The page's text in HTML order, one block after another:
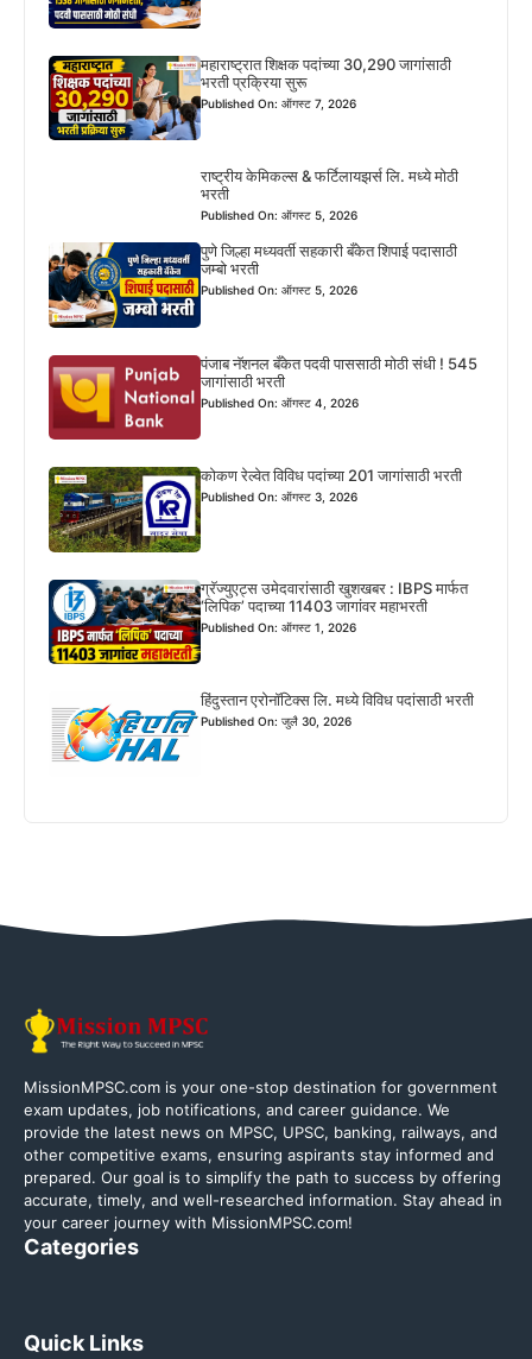
महाराष्ट्रात शिक्षक पदांच्या 30,290 जागांसाठी
भरती प्रक्रिया सुरू
Published On: ऑगस्ट 7, 2026
राष्ट्रीय केमिकल्स & फर्टिलायझर्स लि. मध्ये मोठी
भरती
Published On: ऑगस्ट 5, 2026
पुणे जिल्हा मध्यवर्ती सहकारी बँकेत शिपाई पदासाठी
जम्बो भरती
Published On: ऑगस्ट 5, 2026
पंजाब नॅशनल बँकेत पदवी पाससाठी मोठी संधी ! 545
जागांसाठी भरती
Published On: ऑगस्ट 4, 2026
कोकण रेल्वेत विविध पदांच्या 201 जागांसाठी भरती
Published On: ऑगस्ट 3, 2026
ग्रॅज्युएट्स उमेदवारांसाठी खुशखबर : IBPS मार्फत
‘लिपिक’ पदाच्या 11403 जागांवर महाभरती
Published On: ऑगस्ट 1, 2026
हिंदुस्तान एरोनॉटिक्स लि. मध्ये विविध पदांसाठी भरती
Published On: जुलै 30, 2026
MissionMPSC.com is your one-stop destination for government
exam updates, job notifications, and career guidance. We
provide the latest news on MPSC, UPSC, banking, railways, and
other competitive exams, ensuring aspirants stay informed and
prepared. Our goal is to simplify the path to success by offering
accurate, timely, and well-researched information. Stay ahead in
your career journey with MissionMPSC.com!
Categories
Quick Links